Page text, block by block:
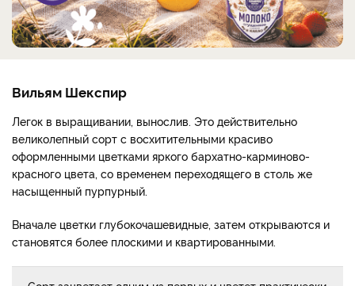
Вильям Шекспир
Легок в выращивании, вынослив. Это действительно
великолепный сорт с восхитительными красиво
оформленными цветками яркого бархатно-карминово-
красного цвета, со временем переходящего в столь же
насыщенный пурпурный.
Вначале цветки глубокочашевидные, затем открываются и
становятся более плоскими и квартированными.